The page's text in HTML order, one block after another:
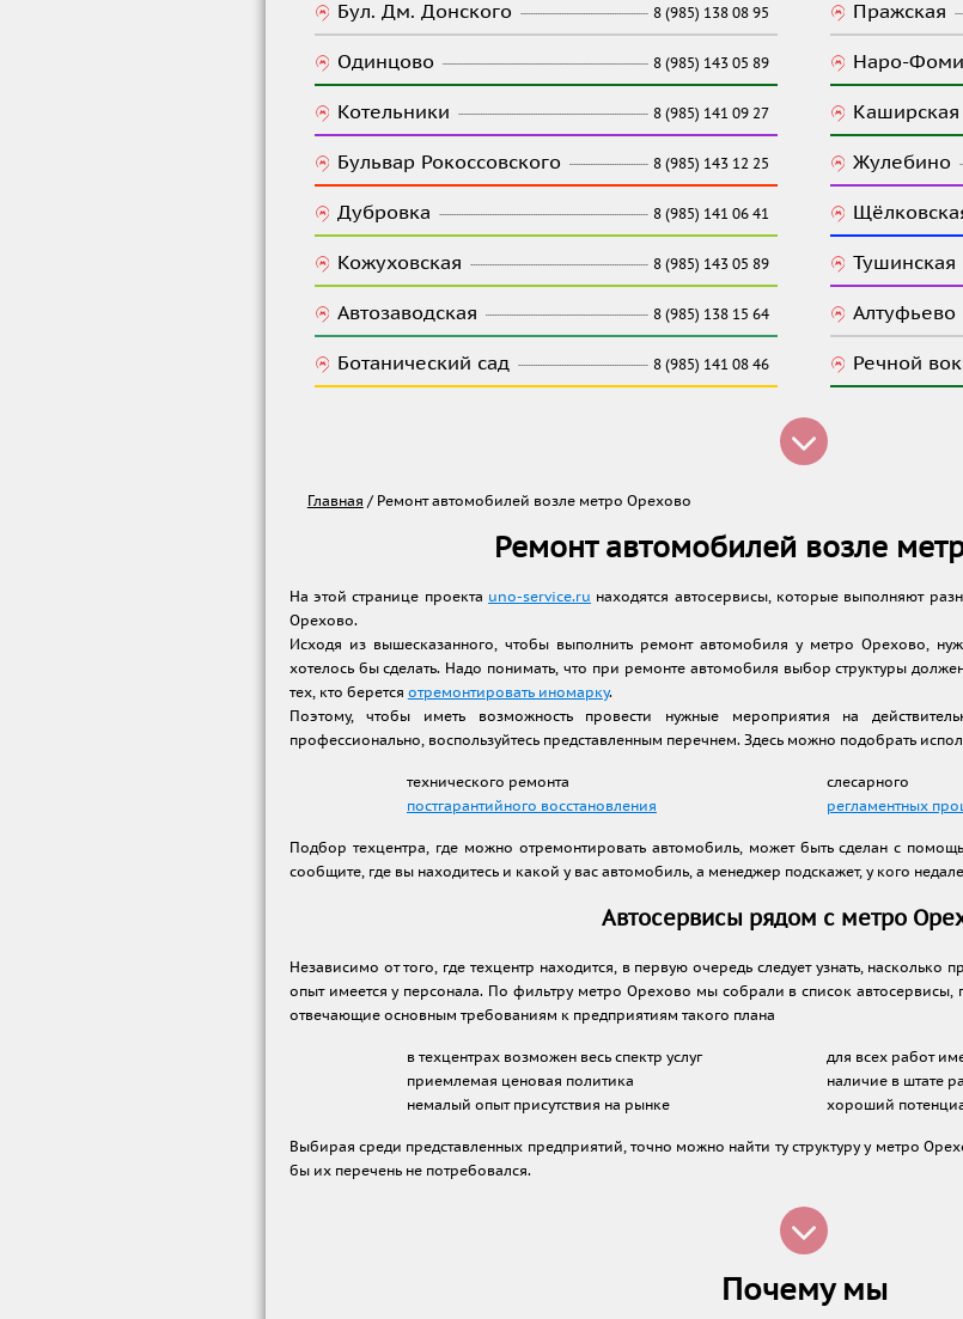
Бул. Дм. Донского 8 (985) 138 08 95 Пражская
Одинцово 8 (985) 143 05 89 Наро-
Котельники 8 (985) 141 09 27 Каширская
Бульвар Рокоссовского 8 (985) 143 12 25 Жулебино
Дубровка 8 (985) 141 06 41
Кожуховская 8 (985) 143 05 89 Тушинская
Автозаводская 8 (985) 138 15 64 Алтуфьево
Ботанический сад 8 (985) 141 08 46 Речной
Главная / Ремонт автомобилей возле метро Орехово
Ремонт автомобилей возле
На этой странице проекта uno-service.ru находятся автосервисы, которые выполняют
Орехово.
Исходя из вышесказанного, чтобы выполнить ремонт автомобиля у метро Орехово,
хотелось бы сделать. Надо понимать, что при ремонте автомобиля выбор структуры
тех, кто берется отремонтировать иномарку.
Поэтому, чтобы иметь возможность провести нужные мероприятия на
профессионально, воспользуйтесь представленным перечнем. Здесь можно подобрать
технического ремонта
слесарного
постгарантийного восстановления
регламентных
Подбор техцентра, где можно отремонтировать автомобиль, может быть сделан с
сообщите, где вы находитесь и какой у вас автомобиль, а менеджер подскажет, у кого
Автосервисы рядом с метро
Независимо от того, где техцентр находится, в первую очередь следует узнать, насколько
опыт имеется у персонала. По фильтру метро Орехово мы собрали в список
отвечающие основным требованиям к предприятиям такого плана
в техцентрах возможен весь спектр услуг
для всех работ
приемлемая ценовая политика
наличие в штате
немалый опыт присутствия на рынке
хороший
Выбирая среди представленных предприятий, точно можно найти ту структуру у метро
бы их перечень не потребовался.
Почему мы